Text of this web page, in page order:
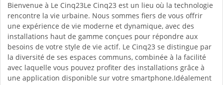
Bienvenue à Le Cinq23Le Cinq23 est un lieu où la technologie
rencontre la vie urbaine. Nous sommes fiers de vous offrir
une expérience de vie moderne et dynamique, avec des
installations haut de gamme conçues pour répondre aux
besoins de votre style de vie actif. Le Cinq23 se distingue par
la diversité de ses espaces communs, combinée à la facilité
avec laquelle vous pouvez profiter des installations grâce à
une application disponible sur votre smartphone.Idéalement